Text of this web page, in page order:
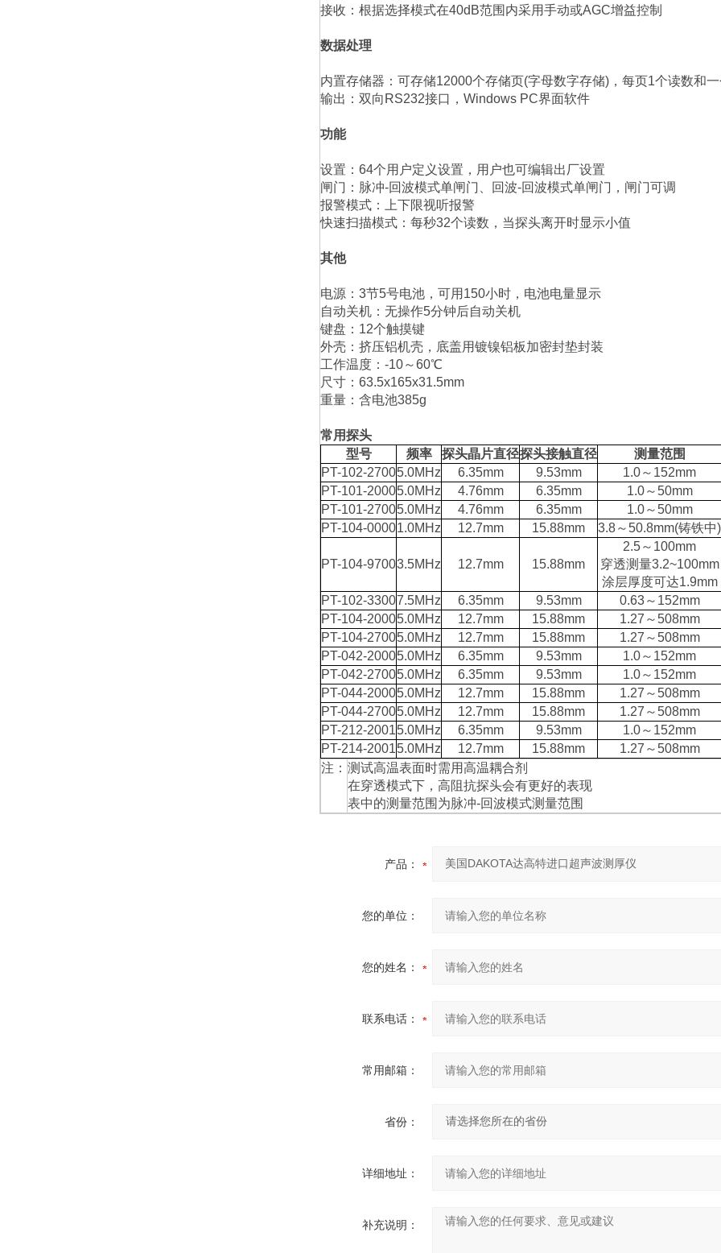
接收：根据选择模式在40dB范围内采用手动或AGC增益控制
数据处理
内置存储器：可存储12000个存储页(字母数字存储) ，每页1个读数和
输出：双向 RS232接口， Windows PC界面软件
功能
设置： 64个用户定义设置，用户也可编辑出厂设置
闸门：脉冲-回波模式单闸门、回波-回波模式单闸门，闸门可调
报警模式：上下限视听报警
快速扫描模式：每秒32个读数，当探头离开时显示小值
其他
电源： 3节5号电池，可用 150小时，电池电量显示
自动关机：无操作5分钟后自动关机
键盘： 12个触摸键
外壳：挤压铝机壳，底盖用镀镍铝板加密封垫封装
工作温度： -10～60℃
尺寸： 63.5x165x31.5mm
重量：含电池385g
常用探头
型号
频率 探头晶片直径探头接触直径
测量范围
PT-102-27005.0MHz 6.35mm 9.53mm 1.0～ 152mm
PT-101-20005.0MHz 4.76mm 6.35mm 1.0～ 50mm
PT-101-27005.0MHz 4.76mm 6.35mm 1.0～ 50mm
PT-104-00001.0MHz 12.7mm 15.88mm 3.8～ 50.8mm(铸铁中)
PT-104-97003.5MHz 12.7mm 15.88mm
2.5～ 100mm
穿透测量3.2~100mm
涂层厚度可达1.9mm
PT-102-33007.5MHz 6.35mm 9.53mm 0.63～ 152mm
PT-104-20005.0MHz 12.7mm 15.88mm 1.27 ～ 508mm
PT-104-27005.0MHz 12.7mm 15.88mm 1.27 ～ 508mm
PT-042-20005.0MHz 6.35mm 9.53mm 1.0～ 152mm
PT-042-27005.0MHz 6.35mm 9.53mm 1.0～ 152mm
PT-044-20005.0MHz 12.7mm 15.88mm 1.27 ～ 508mm
PT-044-27005.0MHz 12.7mm 15.88mm 1.27 ～ 508mm
PT-212-20015.0MHz 6.35mm 9.53mm 1.0～ 152mm
PT-214-20015.0MHz 12.7mm 15.88mm 1.27 ～ 508mm
注： 测试高温表面时需用高温耦合剂
在穿透模式下，高阻抗探头会有更好的表现
表中的测量范围为脉冲-回波模式测量范围
产品：
您的单位：
您的姓名：
联系电话：
常用邮箱：
省份：
详细地址：
补充说明：